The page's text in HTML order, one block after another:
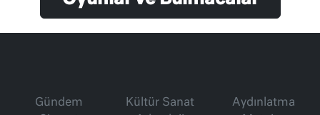
Gündem
Kültür Sanat
Aydınlatma